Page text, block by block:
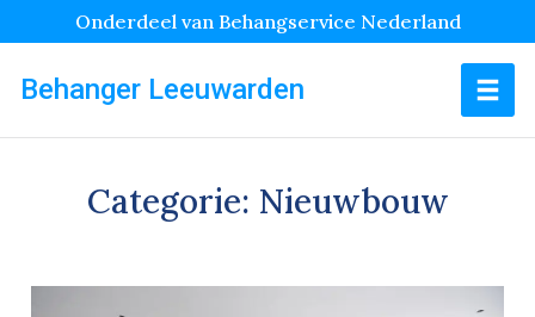
Onderdeel van Behangservice Nederland
Behanger Leeuwarden
Categorie: Nieuwbouw